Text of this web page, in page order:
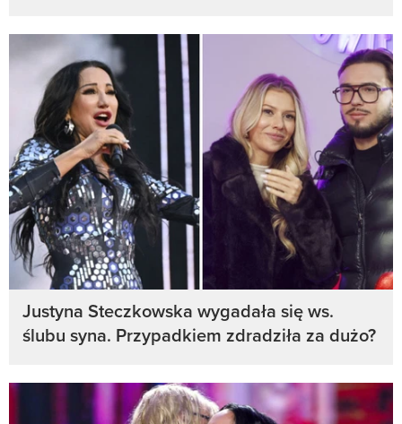
Justyna Steczkowska wygadała się ws.
ślubu syna. Przypadkiem zdradziła za dużo?